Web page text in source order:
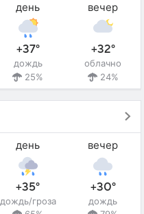
день
+37°
дождь
25%
вечер
+32°
облачно
24%
день
+35°
дождь/гроза
вечер
+30°
дождь